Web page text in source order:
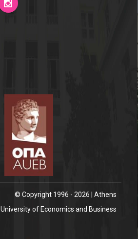
© Copyright 1996 - 2026 | Athens
University of Economics and Business